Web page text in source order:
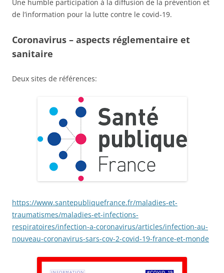
Une humble participation à la diffusion de la prévention et
de l’information pour la lutte contre le covid-19.
Coronavirus – aspects réglementaire et
sanitaire
Deux sites de références:
https://www.santepubliquefrance.fr/maladies-et-
traumatismes/maladies-et-infections-
respiratoires/infection-a-coronavirus/articles/infection-au-
nouveau-coronavirus-sars-cov-2-covid-19-france-et-monde